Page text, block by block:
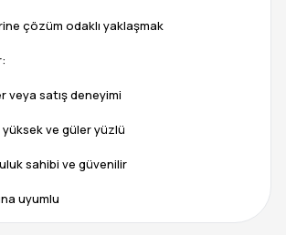
çözüm odaklı yaklaşmak
veya satış deneyimi
ve güler yüzlü
sahibi ve güvenilir